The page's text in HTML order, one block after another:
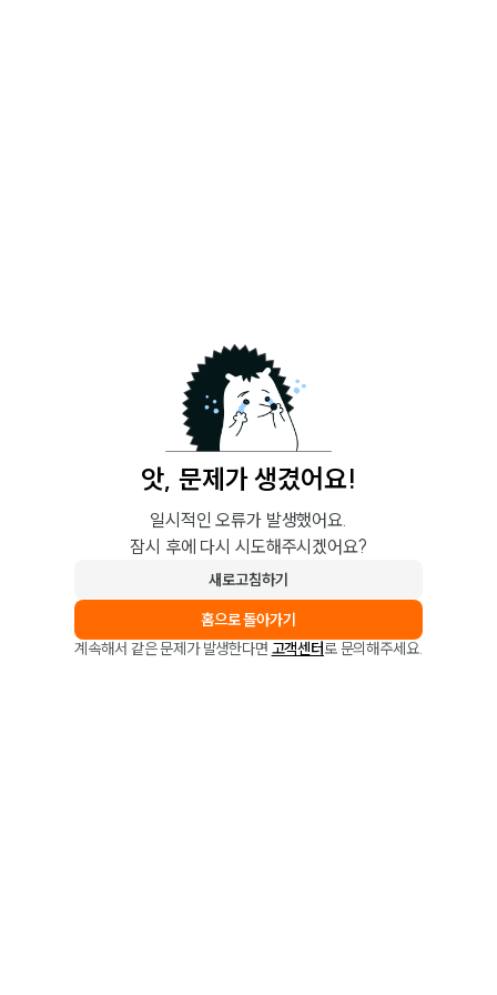
앗, 문제가 생겼어요!
일시적인 오류가 발생했어요.
잠시 후에 다시 시도해주시겠어요?
새로고침하기
홈으로 돌아가기
계속해서 같은 문제가 발생한다면 고객센터로 문의해주세요.